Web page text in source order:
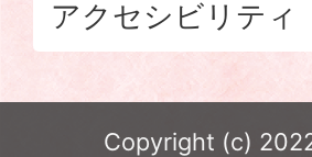
アクセシビリティ
Copyright (c)